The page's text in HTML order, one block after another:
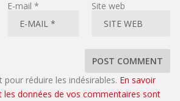
E-mail * Site web
pour réduire les indésirables. En savoir
les données de vos commentaires sont